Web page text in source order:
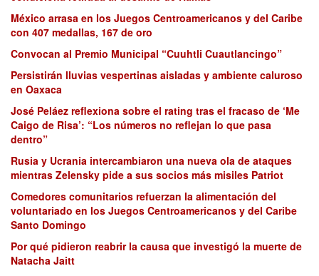
México arrasa en los Juegos Centroamericanos y del Caribe
con 407 medallas, 167 de oro
Convocan al Premio Municipal “Cuuhtli Cuautlancingo”
Persistirán lluvias vespertinas aisladas y ambiente caluroso
en Oaxaca
José Peláez reflexiona sobre el rating tras el fracaso de ‘Me
Caigo de Risa’: “Los números no reflejan lo que pasa
dentro”
Rusia y Ucrania intercambiaron una nueva ola de ataques
mientras Zelensky pide a sus socios más misiles Patriot
Comedores comunitarios refuerzan la alimentación del
voluntariado en los Juegos Centroamericanos y del Caribe
Santo Domingo
Por qué pidieron reabrir la causa que investigó la muerte de
Natacha Jaitt